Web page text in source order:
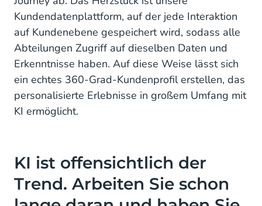
Kundendatenplattform, auf der jede Interaktion
auf Kundenebene gespeichert wird, sodass alle
Abteilungen Zugriff auf dieselben Daten und
Erkenntnisse haben. Auf diese Weise lässt sich
ein echtes 360-Grad-Kundenprofil erstellen, das
personalisierte Erlebnisse in großem Umfang mit
KI ermöglicht.
KI ist offensichtlich der
Trend. Arbeiten Sie schon